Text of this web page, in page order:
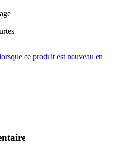
ce produit est nouveau en